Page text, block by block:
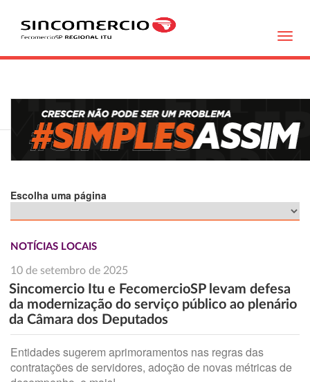
Escolha uma página
NOTÍCIAS LOCAIS
10 de setembro de 2025
Sincomercio Itu e FecomercioSP levam defesa
da modernização do serviço público ao plenário
da Câmara dos Deputados
Entidades sugerem aprimoramentos nas regras das
contratações de servidores, adoção de novas métricas de